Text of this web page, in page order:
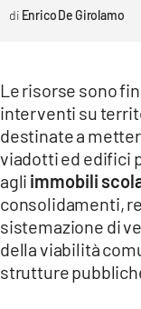
Enrico De Girolamo
Le risorse sono
interventi su
destinate a
viadotti ed edifici
agli immobili
consolidamenti,
sistemazione di
della viabilità
strutture